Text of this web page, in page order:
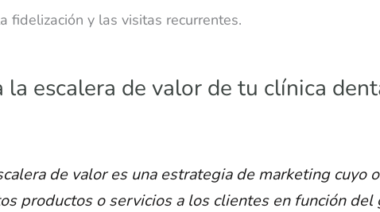
fidelización y las visitas recurrentes.
la escalera de valor de tu clínica
de valor es una estrategia de marketing cuyo
productos o servicios a los clientes en función del